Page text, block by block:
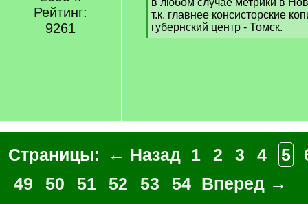
Рейтинг:
9261
q
]
в любом случае метрики в
т.к. главнее консисторские
губернский центр - Томск.
[
Страницы: ← Назад 1 2 3 4 5
49
50 51 52 53 54 Вперед →